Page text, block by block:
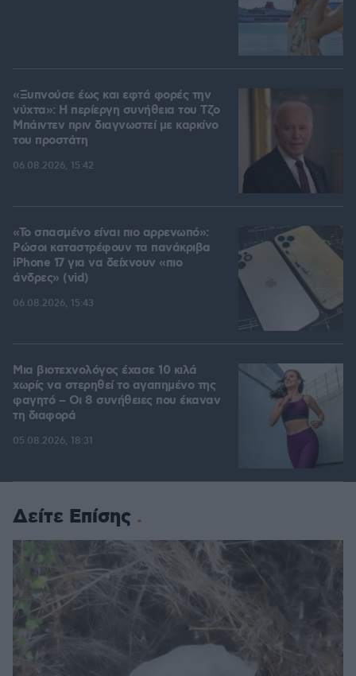
«Ξυπνούσε έως και εφτά φορές την
νύχτα»: Η περίεργη συνήθεια του Τζο
Μπάιντεν πριν διαγνωστεί με καρκίνο
του προστάτη
06.08.2026, 15:42
«Το σπασμένο είναι πιο αρρενωπό»:
Ρώσοι καταστρέφουν τα πανάκριβα
iPhone 17 για να δείχνουν «πιο
άνδρες» (vid)
06.08.2026, 15:43
Μια βιοτεχνολόγος έχασε 10 κιλά
χωρίς να στερηθεί το αγαπημένο της
φαγητό – Οι 8 συνήθειες που έκαναν
τη διαφορά
05.08.2026, 18:31
Δείτε Επίσης